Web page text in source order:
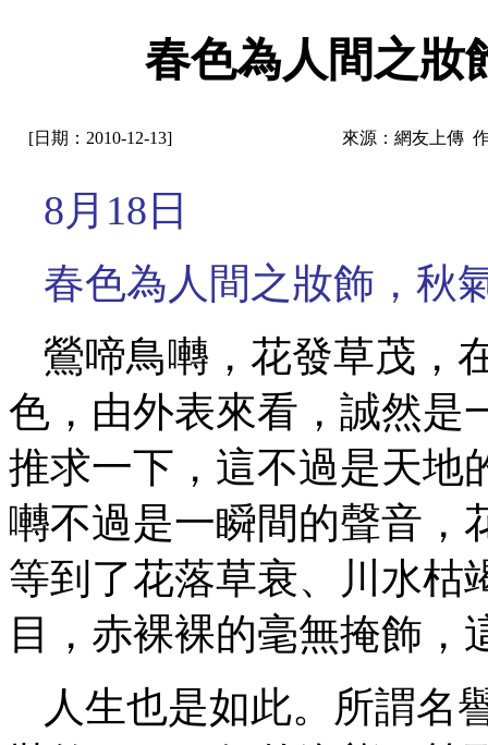
春色為人間之妝
[日期：2010-12-13] 來源：網友上傳
8月18日
春色為人間之妝飾，秋
鶯啼鳥囀，花發草茂，
色，由外表來看，誠然是
推求一下，這不過是天地
囀不過是一瞬間的聲音，
等到了花落草衰、川水枯
目，赤裸裸的毫無掩飾，
人生也是如此。所謂名